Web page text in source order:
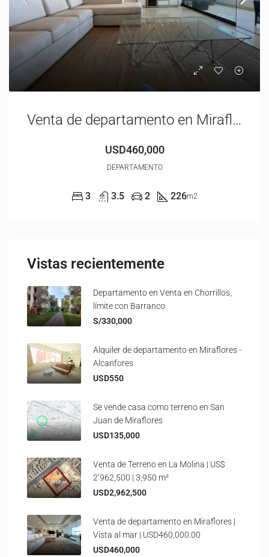
Venta de departamento en Miraflores | Vista al mar | USD460,000.00
USD460,000
DEPARTAMENTO
3 3.5 2 226m2
Vistas recientemente
Departamento en Venta en Chorrillos,
límite con Barranco
S/330,000
Alquiler de departamento en Miraflores -
Alcanfores
USD550
Se vende casa como terreno en San
Juan de Miraflores
USD135,000
Venta de Terreno en La Molina | US$
2’962,500 | 3,950 m²
USD2,962,500
Venta de departamento en Miraflores |
Vista al mar | USD460,000.00
USD460,000